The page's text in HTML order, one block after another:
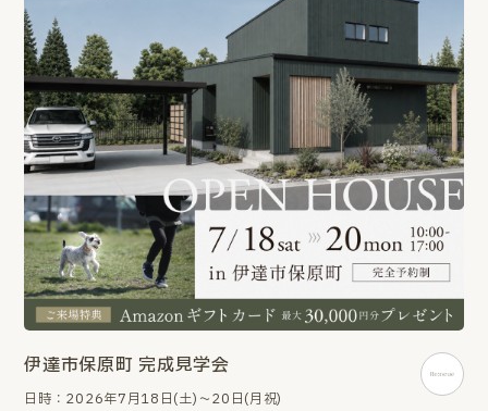
伊達市保原町 完成見学会
日時：2026年7月18日(土)～20日(月祝)